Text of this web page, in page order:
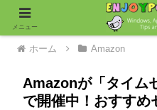
ホーム Amazon
Amazonが「タイム
で開催中！おすすめ
メニュー